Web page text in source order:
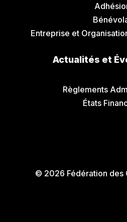
Entreprise et
Actualités et
Règlements
États
© 2026 Fédération des